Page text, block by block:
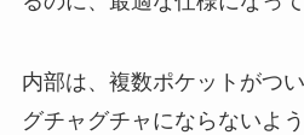
内部は、複数ポケットがつ
グチャグチャにならないよ